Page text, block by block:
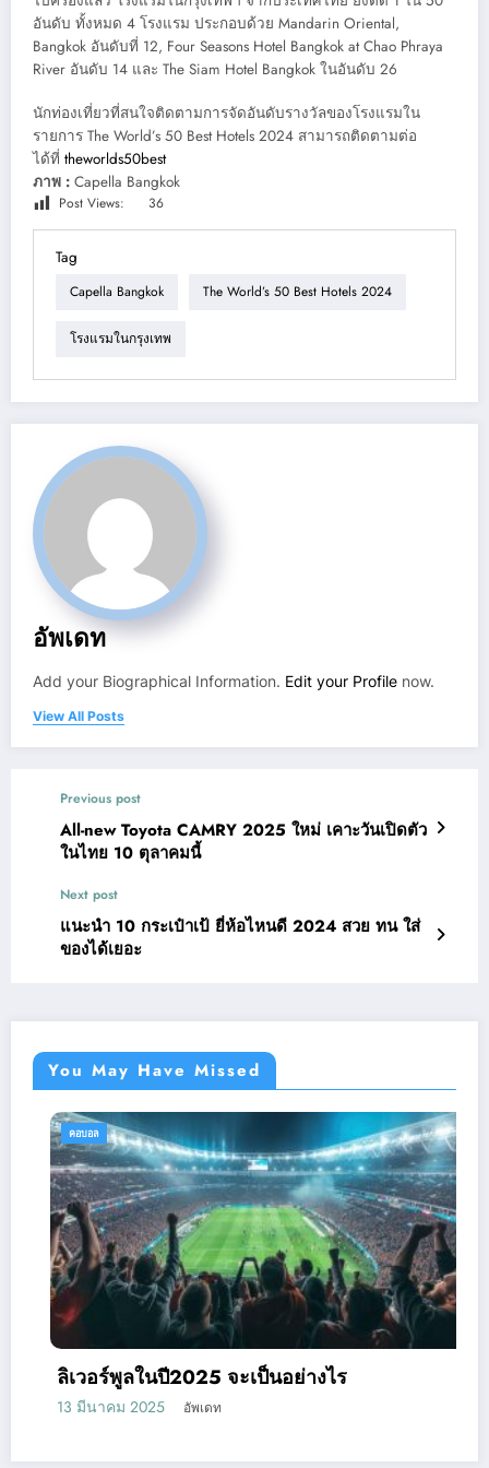
อันดับ ทั้งหมด 4 โรงแรม ประกอบด้วย Mandarin Oriental,
Bangkok อันดับที่ 12, Four Seasons Hotel Bangkok at Chao Phraya
River อันดับ 14 และ The Siam Hotel Bangkok ในอันดับ 26
นักท่องเที่ยวที่สนใจติดตามการจัดอันดับรางวัลของโรงแรมใน
รายการ The World’s 50 Best Hotels 2024 สามารถติดตามต่อ
ได้ที่ theworlds50best
ภาพ : Capella Bangkok
Post Views: 36
Tag
Capella Bangkok The World’s 50 Best Hotels 2024
โรงแรมในกรุงเทพ
อัพเดท
Add your Biographical Information. Edit your Profile now.
View All Posts
Previous post
All-new Toyota CAMRY 2025 ใหม่ เคาะวันเปิดตัว
ในไทย 10 ตุลาคมนี้
Next post
แนะนำ 10 กระเป๋าเป้ ยี่ห้อไหนดี 2024 สวย ทน ใส่
ของได้เยอะ
You May Have Missed
คอบอล
ลิเวอร์พูลในปี2025 จะเป็นอย่างไร
13 มีนาคม 2025 อัพเดท